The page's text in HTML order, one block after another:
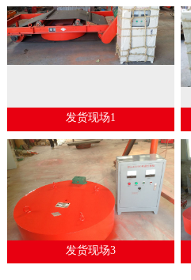
发货现场1
发货现场3